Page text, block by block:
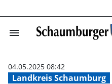
menu
Landkreis Schaumburg
04.05.2025 08:42